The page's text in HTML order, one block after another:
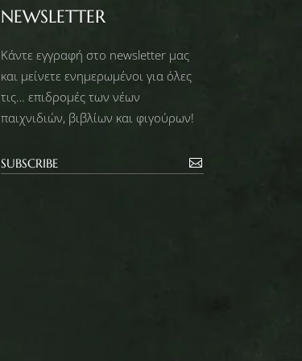
NEWSLETTER
Κάντε εγγραφή στο newsletter μας
και μείνετε ενημερωμένοι για όλες
τις… επιδρομές των νέων
παιχνιδιών, βιβλίων και φιγούρων!